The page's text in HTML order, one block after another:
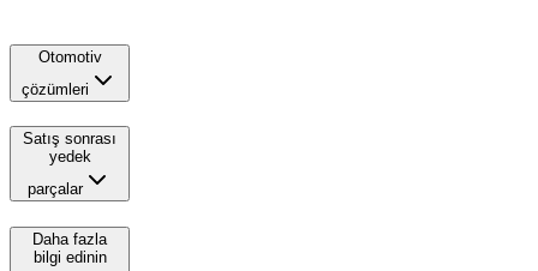
Otomotiv
çözümleri
Satış sonrası
yedek
parçalar
Daha fazla
bilgi edinin